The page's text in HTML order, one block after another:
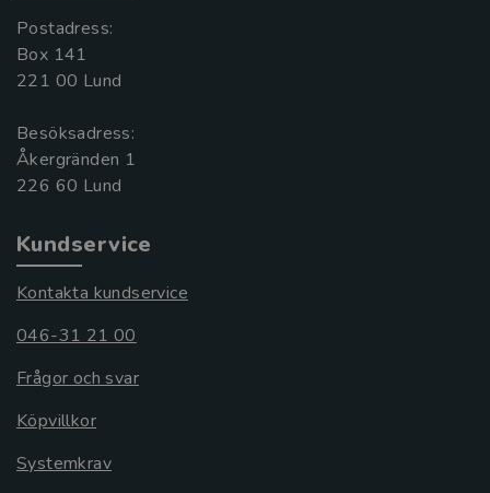
Postadress:
Box 141
221 00 Lund
Besöksadress:
Åkergränden 1
Kundservice
Kontakta kundservice
046-31 21 00
Frågor och svar
Köpvillkor
Systemkrav